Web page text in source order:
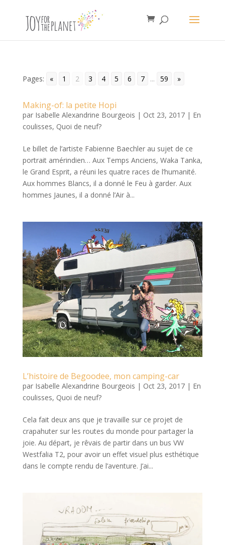
Pages: « 1 2 3 4 5 6 7 ... 59 »
Making-of: la petite Hopi
par Isabelle Alexandrine Bourgeois | Oct 23, 2017| En
coulisses, Quoi de neuf?
Le billet de l’artiste Fabienne Baechler au sujet de ce
portrait amérindien… Aux Temps Anciens, Waka Tanka,
le Grand Esprit, a réuni les quatre races de l’humanité.
Aux hommes Blancs, il a donné le Feu à garder. Aux
hommes Jaunes, il a donné l’Air à...
L’histoire de Begoodee, mon camping-car
par Isabelle Alexandrine Bourgeois | Oct 23, 2017| En
coulisses, Quoi de neuf?
Cela fait deux ans que je travaille sur ce projet de
crapahuter sur les routes du monde pour partager la
joie. Au départ, je rêvais de partir dans un bus VW
Westfalia T2, pour avoir un effet visuel plus esthétique
dans le compte rendu de l’aventure. J’ai...